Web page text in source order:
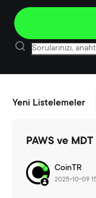
Yeni Listelemeler
PAWS ve
CoinTR
2025-10-09